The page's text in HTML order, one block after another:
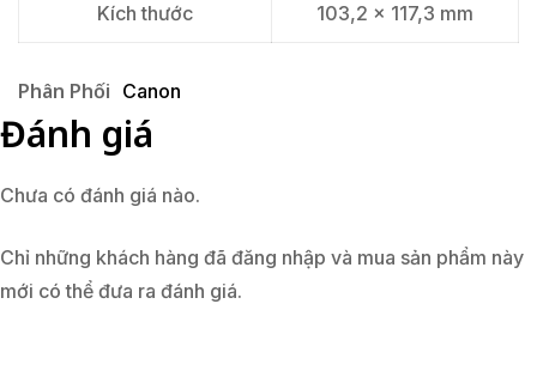
Kích thước 103,2 x 117,3 mm
Phân Phối Canon
Đánh giá
Chưa có đánh giá nào.
Chỉ những khách hàng đã đăng nhập và mua sản phẩm này
mới có thể đưa ra đánh giá.